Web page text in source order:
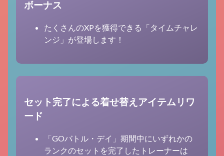
ボーナス
たくさんのXPを獲得できる「タイムチャレ
ンジ」が登場します！
セット完了による着せ替えアイテムリワ
ード
「GOバトル・デイ」期間中にいずれかの
ランクのセットを完了したトレーナーは